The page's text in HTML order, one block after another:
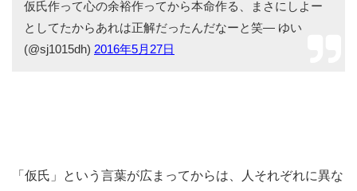
仮氏作って心の余裕作ってから本命作る、まさにしよー
としてたからあれは正解だったんだなーと笑— ゆい
(@sj1015dh) 2016年5月27日
「仮氏」という言葉が広まってからは、人それぞれに異な